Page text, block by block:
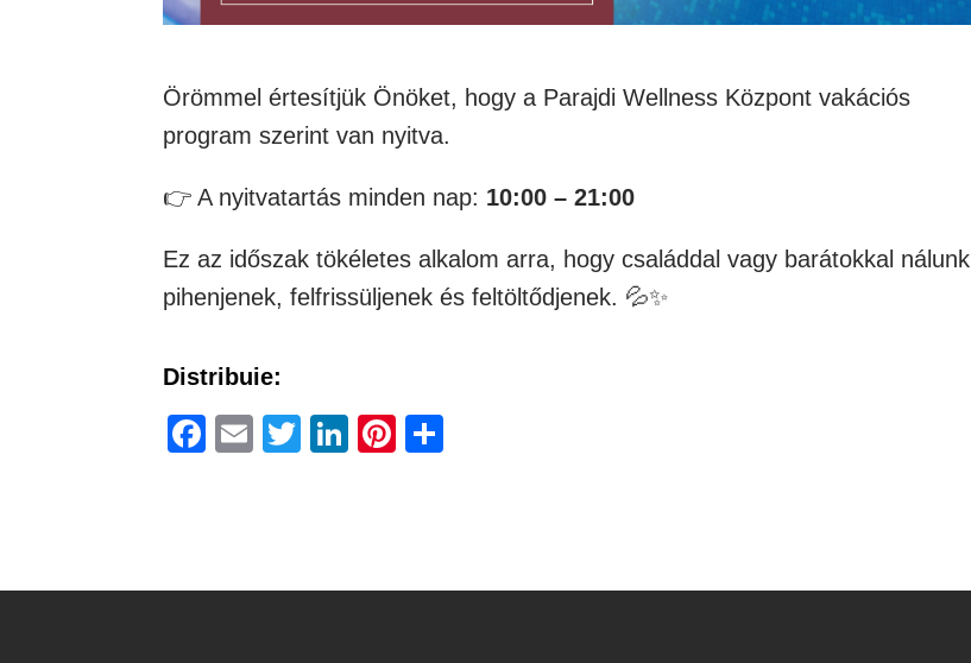
Örömmel értesítjük Önöket, hogy a Parajdi Wellness Központ vakációs
program szerint van nyitva.
👉 A nyitvatartás minden nap: 10:00 – 21:00
Ez az időszak tökéletes alkalom arra, hogy családdal vagy barátokkal nálunk
pihenjenek, felfrissüljenek és feltöltődjenek. 💦✨
Distribuie:
Facebook
EmailTwitterLinkedIn
Pinterest